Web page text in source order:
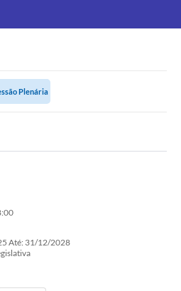
Plenária
Até: 31/12/2028